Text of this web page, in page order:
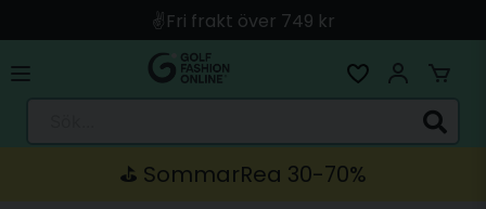
✌️Fri frakt över 749 kr
🚀 Snabb leverans med Instabox & PostNord
🛍️ Betala med Swish, Apple Pay, Kort & Faktura
🚚 Skickas direkt från lagret i Linköping
⛳️ SommarRea 30-70%